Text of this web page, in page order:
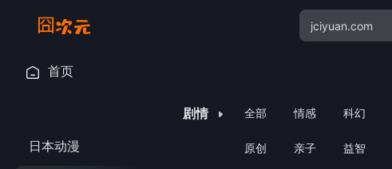
首页
日本动漫
剧情 全部 情感 科幻
原创 亲子 益智